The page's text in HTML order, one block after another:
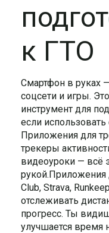
к ГТО
Смартфон в руках
соцсети и игры.
инструмент для
если
Приложения для
трекеры
видеоуроки — всё
рукой.Приложения
Club, Strava,
отслеживать
прогресс. Ты
улучшается время